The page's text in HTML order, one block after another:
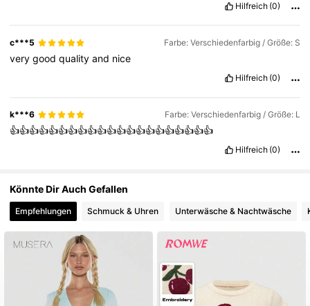
Hilfreich (0)
c***5 Farbe: Verschiedenfarbig / Größe: S
verygoodqualityand nice
Hilfreich (0)
k***6 Farbe: Verschiedenfarbig / Größe: L
👍👍👍👍👍👍👍👍👍👍👍👍👍👍👍👍👍👍👍👍👍
Hilfreich (0)
Könnte Dir Auch Gefallen
Empfehlungen Schmuck & Uhren Unterwäsche & Nachtwäsche